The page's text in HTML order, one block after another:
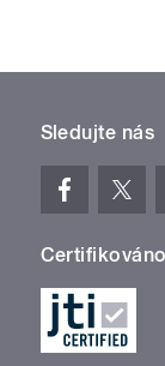
Sledujte nás
Certifikováno